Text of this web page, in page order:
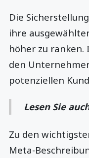
Die
ihre
höher zu ranken.
den
potenziellen
Lesen Sie
Zu den
Meta-